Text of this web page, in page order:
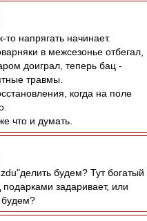
напрягать начинает.
в межсезонье отбегал,
доиграл, теперь бац -
травмы.
когда на поле
что и думать.
будем? Тут богатый
задаривает, или
будем?